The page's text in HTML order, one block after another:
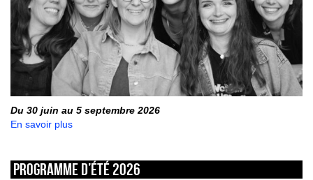
Du 30 juin au 5 septembre 2026
En savoir plus
Programme d’été 2026